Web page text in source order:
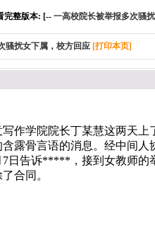
完整版本: [-- 一高校院长被举报多次骚
骚扰女下属，校方回应 [打印本页]
作学院院长丁某慧这两天上
露骨言语的消息。经中间人
日告诉*****，接到女教师
合同。